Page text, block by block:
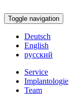
Toggle navigation
Deutsch
English
русский
Service
Implantologie
Team